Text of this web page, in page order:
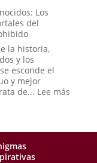
Profecías
de
Nostradamus:
¿Coincidencia,
Interpretación
o
Fraude?
Los
del
la historia,
y los
esconde el
y mejor
de... Lee más:
Los